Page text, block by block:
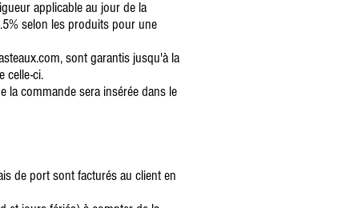
applicable au jour de la
selon les produits pour une
sont garantis jusqu'à la
celle-ci.
la commande sera insérée dans le
de port sont facturés au client en